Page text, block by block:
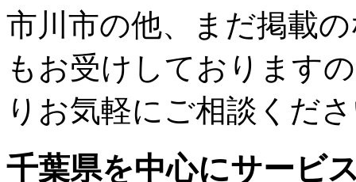
市川市の他、まだ掲載
もお受けしております
りお気軽にご相談くだ
千葉県を中心にサービ